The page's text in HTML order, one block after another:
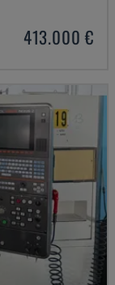
413.000 €